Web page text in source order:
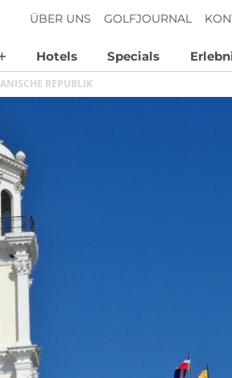
ÜBER UNS GOLFJOURNAL
Hotels Specials
REPUBLIK